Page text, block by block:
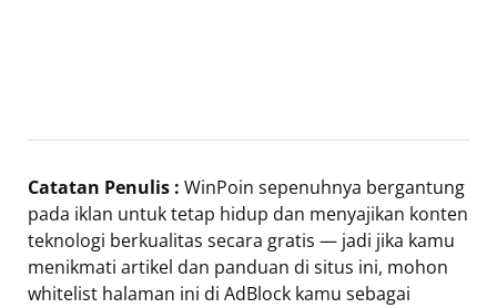
Catatan Penulis : WinPoin sepenuhnya bergantung
pada iklan untuk tetap hidup dan menyajikan konten
teknologi berkualitas secara gratis — jadi jika kamu
menikmati artikel dan panduan di situs ini, mohon
whitelist halaman ini di AdBlock kamu sebagai